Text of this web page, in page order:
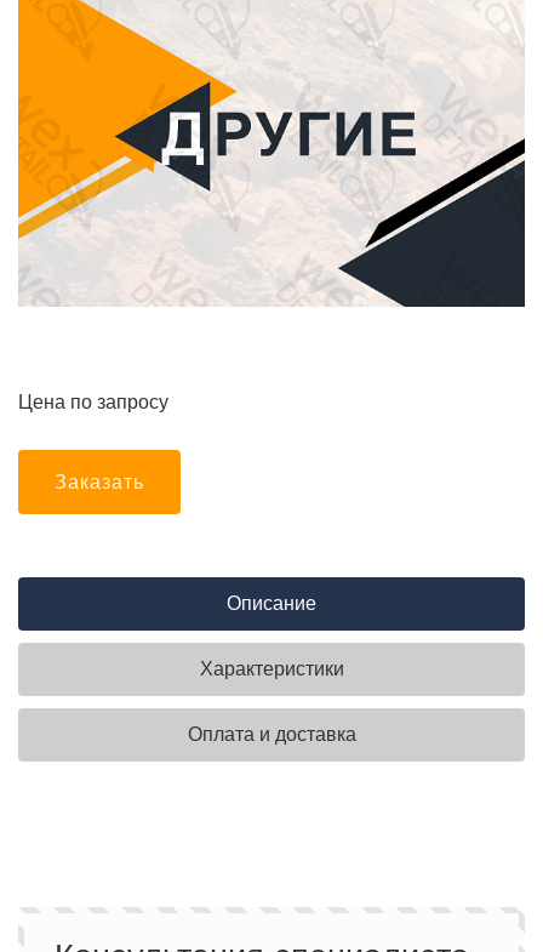
Цена по запросу
Заказать
Описание
Характеристики
Оплата и доставка